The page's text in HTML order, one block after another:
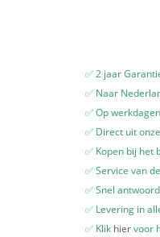
✅ 2 jaar
✅ Naar
✅ Op
✅ Direct uit
✅ Kopen bij
✅ Service van
✅ Snel
✅ Levering in
✅ Klik hiervoor